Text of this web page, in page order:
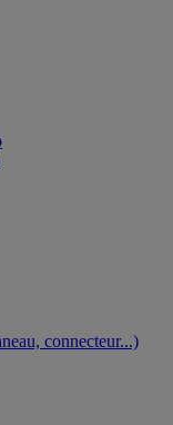
connecteur...)